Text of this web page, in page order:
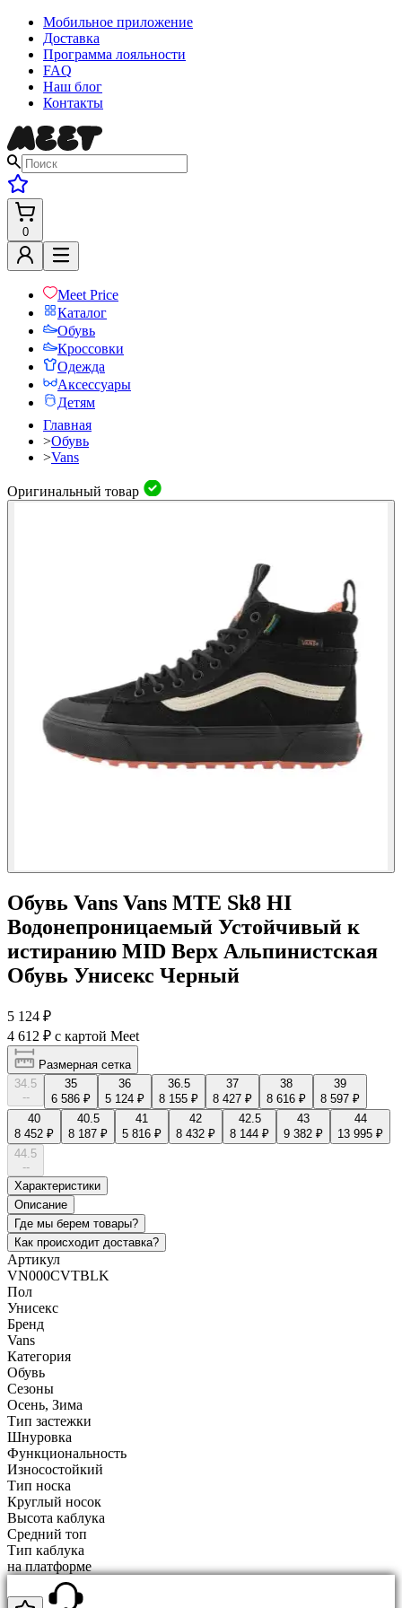
Мобильное приложение
Доставка
Программа лояльности
FAQ
Наш блог
Контакты
0
Meet Price
Каталог
Обувь
Кроссовки
Одежда
Аксессуары
Детям
Главная
>Обувь
>Vans
Оригинальный товар
Обувь Vans Vans MTE Sk8 HI
Водонепроницаемый Устойчивый к
истиранию MID Верх Альпинистская
Обувь Унисекс Черный
5 124 ₽
4 612 ₽ с картой Meet
Размерная сетка
34.5
--
35
6 586 ₽
36
5 124 ₽
36.5
8 155 ₽
37
8 427 ₽
38
8 616 ₽
39
8 597 ₽
40
8 452 ₽
40.5
8 187 ₽
41
5 816 ₽
42
8 432 ₽
42.5
8 144 ₽
43
9 382 ₽
44
13 995 ₽
44.5
--
Характеристики
Описание
Где мы берем товары?
Как происходит доставка?
Артикул
VN000CVTBLK
Пол
Унисекс
Бренд
Vans
Категория
Обувь
Сезоны
Осень, Зима
Тип застежки
Шнуровка
Функциональность
Износостойкий
Тип носка
Круглый носок
Высота каблука
Средний топ
Тип каблука
на платформе